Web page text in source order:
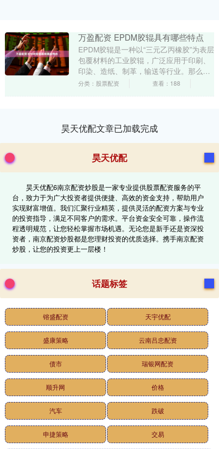
万盈配资 EPDM胶辊具有哪些特点
EPDM胶辊是一种以“三元乙丙橡胶”为表层
包覆材料的工业胶辊，广泛应用于印刷、
印染、造纸、制革，输送等行业。那么
EPDM胶辊具有哪些特点呢？ 1.耐老化性
分类：股票配资 查看：188
昊天优配文章已加载完成
昊天优配
昊天优配6南京配资炒股是一家专业提供股票配资服务的平
台，致力于为广大投资者提供便捷、高效的资金支持，帮助用户
实现财富增值。我们汇聚行业精英，提供灵活的配资方案与专业
的投资指导，满足不同客户的需求。平台资金安全可靠，操作流
程透明规范，让您轻松掌握市场机遇。无论您是新手还是资深投
资者，南京配资炒股都是您理财投资的优质选择。携手南京配资
炒股，让您的投资更上一层楼！
话题标签
镕盛配资 天宇优配
盛康策略 云南吕忠配资
债市 瑞银网配资
顺升网 价格
汽车 跌破
申捷策略 交易